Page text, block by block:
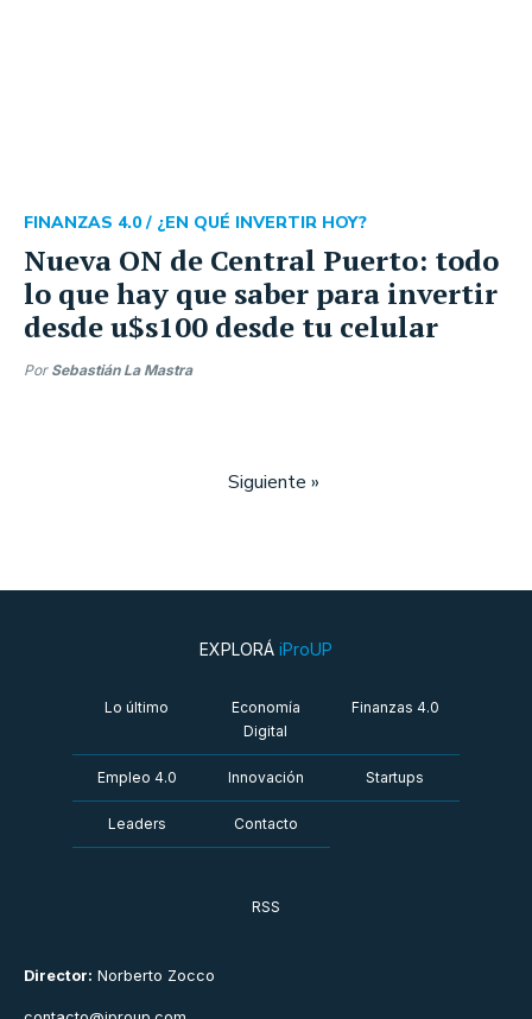
Nueva ON de Central Puerto: todo
lo que hay que saber para invertir
desde u$s100 desde tu celular
FINANZAS 4.0 / ¿EN QUÉ INVERTIR HOY?
Por Sebastián La Mastra
Siguiente »
Director: Norberto Zocco
EXPLORÁ iProUP
Lo último
Economía
Digital
Finanzas 4.0
Empleo 4.0 Innovación Startups
Leaders Contacto
RSS